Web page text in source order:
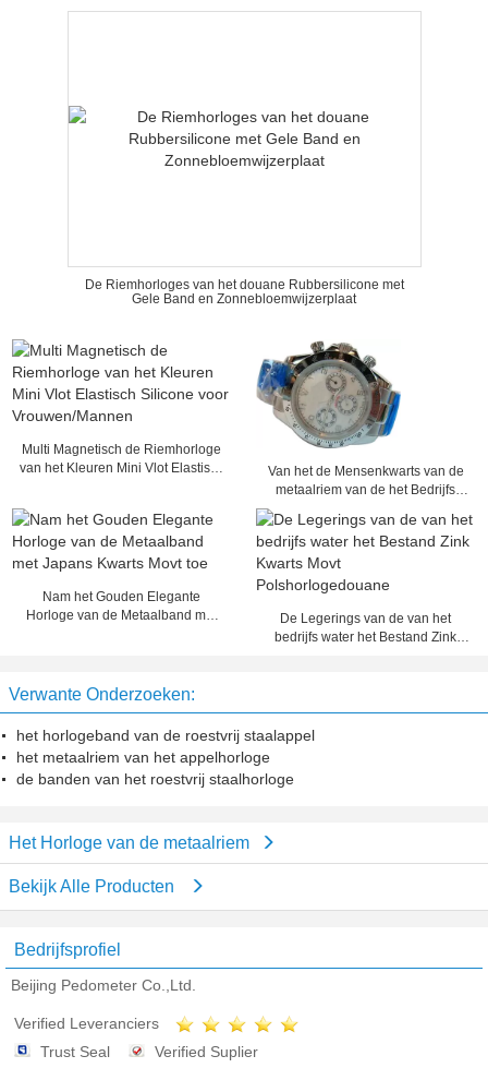
De Riemhorloges van het douane Rubbersilicone met
Gele Band en Zonnebloemwijzerplaat
Multi Magnetisch de Riemhorloge
van het Kleuren Mini Vlot Elastisch
Van het de Mensenkwarts van de
metaalriem van de het Bedrijfs
Vertonings Horloge
Nam het Gouden Elegante
Horloge van de Metaalband met
De Legerings van de van het
bedrijfs water het Bestand Zink
Verwante Onderzoeken:
het horlogeband van de roestvrij staalappel
het metaalriem van het appelhorloge
de banden van het roestvrij staalhorloge
Het Horloge van de metaalriem
Bekijk Alle Producten
Bedrijfsprofiel
Beijing Pedometer Co.,Ltd.
Verified Leveranciers
Trust Seal
Verified Suplier